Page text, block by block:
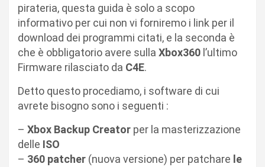
pirateria, questa guida è solo a scopo
informativo per cui non vi forniremo i link per il
download dei programmi citati, e la seconda è
che è obbligatorio avere sulla Xbox360 l’ultimo
Firmware rilasciato da C4E.
Detto questo procediamo, i software di cui
avrete bisogno sono i seguenti :
– Xbox Backup Creator per la masterizzazione
delle ISO
– 360 patcher (nuova versione) per patchare le